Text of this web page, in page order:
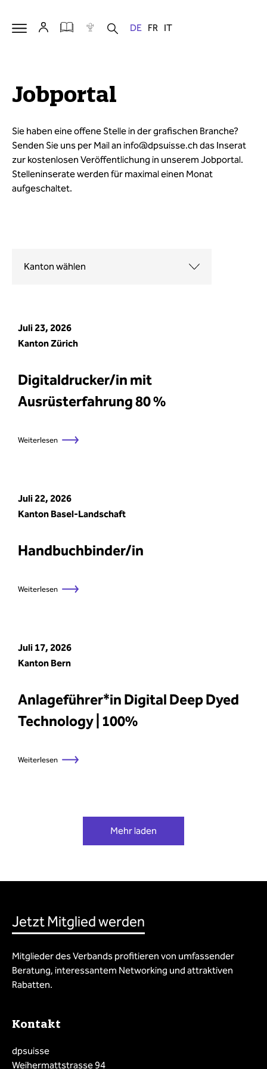
Jobportal
Sie haben eine offene Stelle in der grafischen Branche?
Senden Sie uns per Mail an info@dpsuisse.ch das Inserat
zur kostenlosen Veröffentlichung in unserem Jobportal.
Stelleninserate werden für maximal einen Monat
aufgeschaltet.
Kanton wählen
Juli 23, 2026
Kanton Zürich
Digitaldrucker/in mit
Ausrüsterfahrung 80 %
Weiterlesen
Juli 22, 2026
Kanton Basel-Landschaft
Handbuchbinder/in
Weiterlesen
Juli 17, 2026
Kanton Bern
Anlageführer*in Digital Deep Dyed
Technology | 100%
Weiterlesen
Mehr laden
Jetzt Mitglied werden
Mitglieder des Verbands profitieren von umfassender
Beratung, interessantem Networking und attraktiven
Rabatten.
Kontakt
dpsuisse
Weihermattstrasse 94